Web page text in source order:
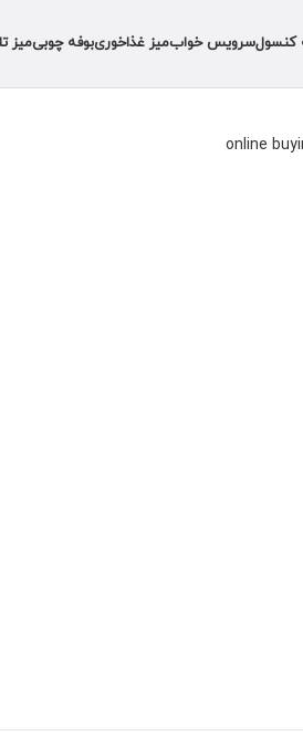
کنسولسرویس خوابمیز غذاخوریبوفه چوبیمیز